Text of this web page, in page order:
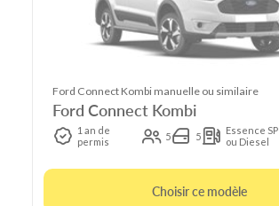
Ford Connect Kombi manuelle ou similaire
Ford Connect Kombi
1 an de
permis
5 5
Essence SP
ou Diesel
Choisir ce modèle